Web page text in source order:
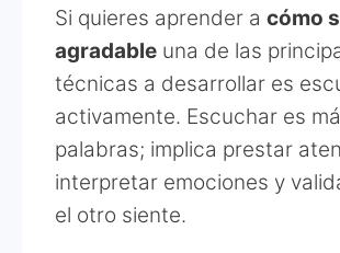
Si quieres aprender a cómo
agradable una de las
técnicas a desarrollar es
activamente. Escuchar es
palabras; implica prestar
interpretar emociones y
el otro siente.